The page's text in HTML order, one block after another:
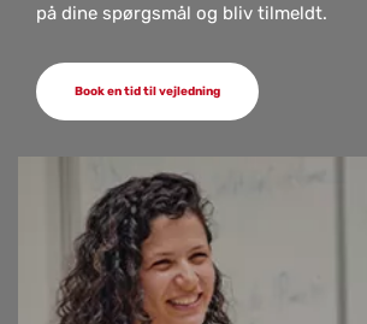
på dine spørgsmål og bliv tilmeldt.
Book en tid til vejledning